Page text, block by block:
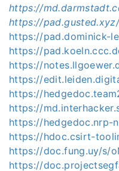
https://
https://
https://pad.dominick-
https://
https://
https://
https://
https://
https://hedgedoc.nrp-
https://hdoc.csirt-
https://doc.fung.uy/s/
https://